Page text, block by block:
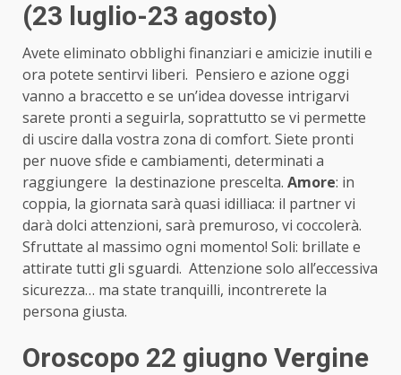
(23 luglio-23 agosto)
Avete eliminato obblighi finanziari e amicizie inutili e
ora potete sentirvi liberi. Pensiero e azione oggi
vanno a braccetto e se un’idea dovesse intrigarvi
sarete pronti a seguirla, soprattutto se vi permette
di uscire dalla vostra zona di comfort. Siete pronti
per nuove sfide e cambiamenti, determinati a
raggiungere la destinazione prescelta. Amore: in
coppia, la giornata sarà quasi idilliaca: il partner vi
darà dolci attenzioni, sarà premuroso, vi coccolerà.
Sfruttate al massimo ogni momento! Soli: brillate e
attirate tutti gli sguardi. Attenzione solo all’eccessiva
sicurezza… ma state tranquilli, incontrerete la
persona giusta.
Oroscopo 22 giugno Vergine